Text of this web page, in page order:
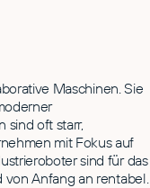
Maschinen. Sie
sind oft starr,
mit Fokus auf
sind für das
Anfang an rentabel.